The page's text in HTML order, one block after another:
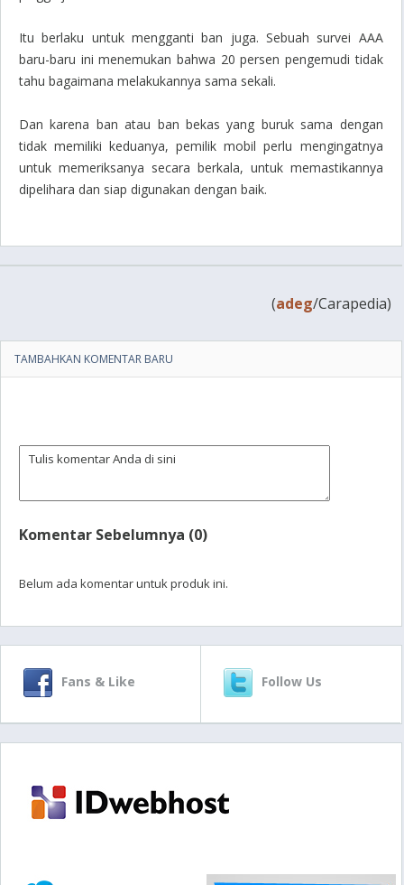
Itu berlaku untuk mengganti ban juga. Sebuah survei AAA
baru-baru ini menemukan bahwa 20 persen pengemudi tidak
tahu bagaimana melakukannya sama sekali.
Dan karena ban atau ban bekas yang buruk sama dengan
tidak memiliki keduanya, pemilik mobil perlu mengingatnya
untuk memeriksanya secara berkala, untuk memastikannya
dipelihara dan siap digunakan dengan baik.
(adeg/Carapedia)
TAMBAHKAN KOMENTAR BARU
Komentar Sebelumnya (0)
Belum ada komentar untuk produk ini.
Fans & Like Follow Us